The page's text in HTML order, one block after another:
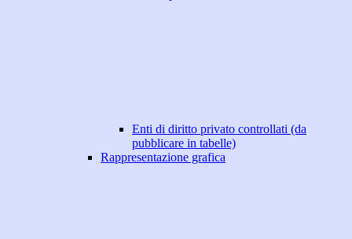
Enti di diritto privato controllati (da
pubblicare in tabelle)
Rappresentazione grafica